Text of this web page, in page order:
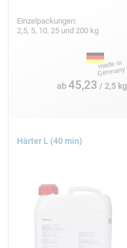
Einzelpackungen:
2,5, 5, 10, 25 und 200 kg
ab45,23 / 2,5 kg
Härter L (40 min)